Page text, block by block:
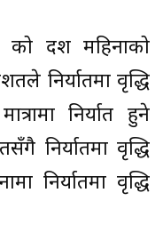
को दश महिनाको
निर्यातमा वृद्धि
निर्यात हुने
निर्यातमा वृद्धि
निर्यातमा वृद्धि